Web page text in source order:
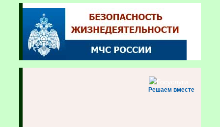
Решаем вместе